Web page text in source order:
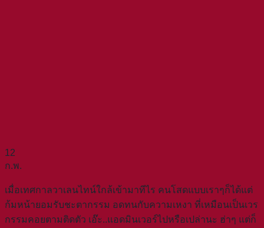
12
ก.พ.
เมื่อเทศกาลวาเลนไทน์ใกล้เข้ามาทีไร คนโสดแบบเราๆก็ได้แต่
ก้มหน้ายอมรับชะตากรรม อดทนกับความเหงา ที่เหมือนเป็นเวร
กรรมคอยตามติดตัว เอ๊ะ..แอดมินเวอร์ไปหรือเปล่านะ ฮ่าๆ แต่ก็